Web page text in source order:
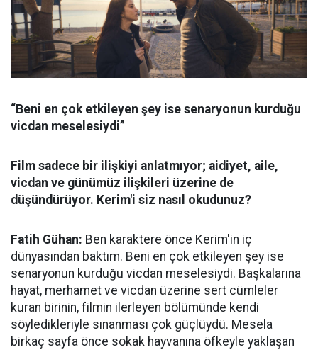
“Beni en çok etkileyen şey ise senaryonun kurduğu
vicdan meselesiydi”
Film sadece bir ilişkiyi anlatmıyor; aidiyet, aile,
vicdan ve günümüz ilişkileri üzerine de
düşündürüyor. Kerim'i siz nasıl okudunuz?
Fatih Gühan: Ben karaktere önce Kerim'in iç
dünyasından baktım. Beni en çok etkileyen şey ise
senaryonun kurduğu vicdan meselesiydi. Başkalarına
hayat, merhamet ve vicdan üzerine sert cümleler
kuran birinin, filmin ilerleyen bölümünde kendi
söyledikleriyle sınanması çok güçlüydü. Mesela
birkaç sayfa önce sokak hayvanına öfkeyle yaklaşan